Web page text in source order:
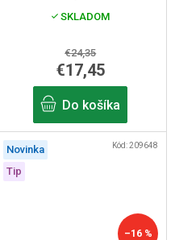
SKLADOM
€24,35
€17,45
Do košíka
Novinka
Tip
–16 %
Kód:209648